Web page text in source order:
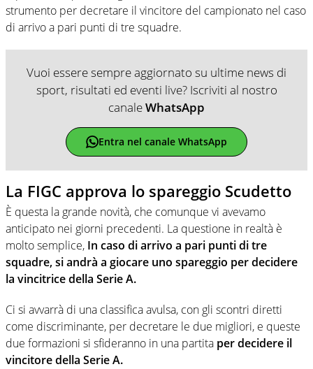
strumento per decretare il vincitore del campionato nel caso
di arrivo a pari punti di tre squadre.
Vuoi essere sempre aggiornato su ultime news di
sport, risultati ed eventi live? Iscriviti al nostro
canaleWhatsApp
Entra nel canale WhatsApp
La FIGC approva lo spareggio Scudetto
È questa la grande novità, che comunque vi avevamo
anticipato nei giorni precedenti. La questione in realtà è
molto semplice, In caso di arrivo a pari punti di tre
squadre, si andrà a giocare uno spareggio per decidere
la vincitrice della Serie A.
Ci si avvarrà di una classifica avulsa, con gli scontri diretti
come discriminante, per decretare le due migliori, e queste
due formazioni si sfideranno in una partita per decidere il
vincitore della Serie A.